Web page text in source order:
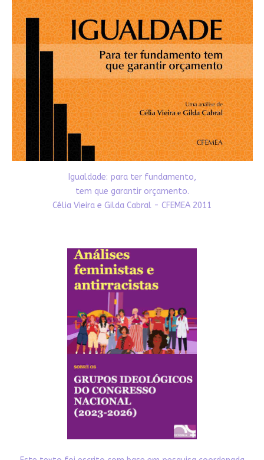
Igualdade: para ter fundamento,
tem que garantir orçamento.
Célia Vieira e Gilda Cabral - CFEMEA 2011